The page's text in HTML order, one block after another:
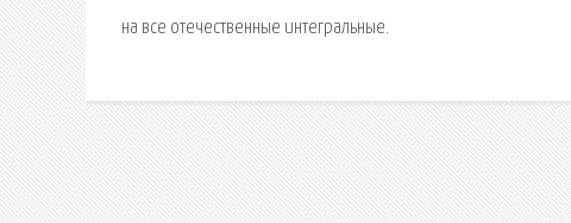
на все отечественные интегральные.